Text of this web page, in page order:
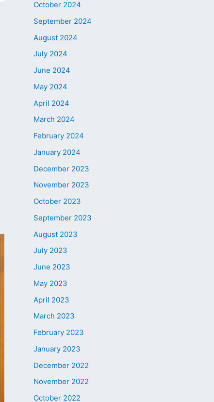
October 2024
September 2024
August 2024
July 2024
June 2024
May 2024
April 2024
March 2024
February 2024
January 2024
December 2023
November 2023
October 2023
September 2023
August 2023
July 2023
June 2023
May 2023
April 2023
March 2023
February 2023
January 2023
December 2022
November 2022
October 2022